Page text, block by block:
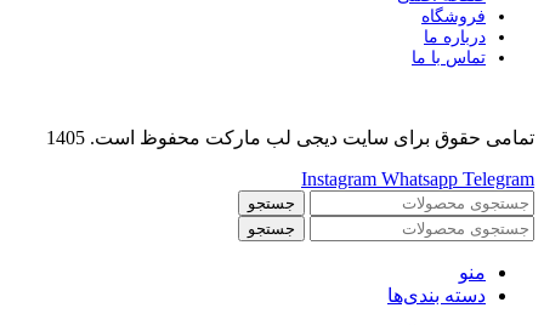
فروشگاه
درباره ما
تماس با ما
تمامی حقوق برای سایت دیجی لب مارکت محفوظ است. 1405
Instagram Whatsapp Telegram
جستجو
جستجو
منو
دسته بندی‌ها